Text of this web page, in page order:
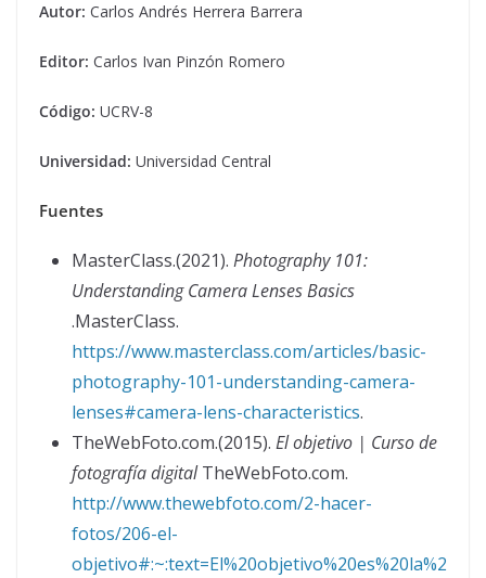
Autor: Carlos Andrés Herrera Barrera
Editor: Carlos Ivan Pinzón Romero
Código: UCRV-8
Universidad: Universidad Central
Fuentes
MasterClass.(2021). Photography 101:
Understanding Camera Lenses Basics
.MasterClass.
https://www.masterclass.com/articles/basic-
photography-101-understanding-camera-
lenses#camera-lens-characteristics.
TheWebFoto.com.(2015). El objetivo | Curso de
fotografía digitalTheWebFoto.com.
http://www.thewebfoto.com/2-hacer-
fotos/206-el-
objetivo#:~:text=El%20objetivo%20es%20la%2